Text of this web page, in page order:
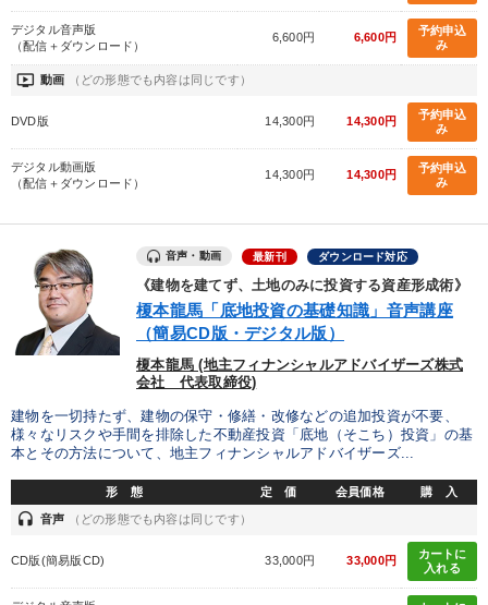
※「更新」を押すと「テーマ」「キーワード」を更新いただけます。
refresh 更新する
全国経営者セミナー収録物以外の経営教材（全762タイトル）からお探
しいただけます
《強い財務を実践する経営者》講話４選 147回春季大会
【3月】音声・映像 マーケティング 【5月】音声・映像
「利上げ時代の最新・銀行対策」＋「不動産市況予測」＋「市場
予測と株式投資」最新刊
【2月】音声・映像
最新刊・戦略参謀ChatGPT実戦法と中小企業のDXと講話ご案内
2025年夏季全国経営者セミナー収録講演ＣＤ・講演ＤＶＤ・デジ
音声と動画で学ぶ 売上直結の営業力や販売力を獲得する
デジタル音声版
（配信＋ダウンロード）
6,600円 6,600円
予約申込
み
ondemand_video 動画 （どの形態でも内容は同じです）
DVD版 14,300円 14,300円
予約申込
み
デジタル動画版
（配信＋ダウンロード）
14,300円 14,300円
予約申込
み
音声・動画 最新刊 ダウンロード対応
《建物を建てず、土地のみに投資する資産形成術》
榎本龍馬「底地投資の基礎知識」音声講座
（簡易CD版・デジタル版）
榎本龍馬 (地主フィナンシャルアドバイザーズ株式
会社 代表取締役)
建物を一切持たず、建物の保守・修繕・改修などの追加投資が不要、
様々なリスクや手間を排除した不動産投資「底地（そこち）投資」の基
本とその方法について、地主フィナンシャルアドバイザーズ...
形 態 定 価 会員価格 購 入
headset 音声 （どの形態でも内容は同じです）
CD版(簡易版CD) 33,000円 33,000円
カートに
入れる